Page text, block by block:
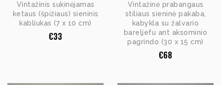
Vintažinis sukinėjamas
ketaus (špižiaus) sieninis
kabliukas (7 x 10 cm)
€33
Vintažinė prabangaus
stiliaus sieninė pakaba,
kabykla su žalvario
bareljefu ant aksominio
pagrindo (30 x 15 cm)
€68